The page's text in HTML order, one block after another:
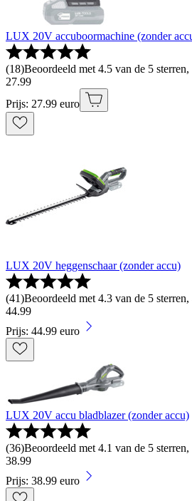
LUX 20V accuboormachine (zonder
(18)Beoordeeld met 4.5 van de 5
27.99
Prijs: 27.99 euro
LUX 20V heggenschaar (zonder accu)
(41)Beoordeeld met 4.3 van de 5
44.99
Prijs: 44.99 euro
LUX 20V accu bladblazer (zonder accu)
(36)Beoordeeld met 4.1 van de 5
38.99
Prijs: 38.99 euro